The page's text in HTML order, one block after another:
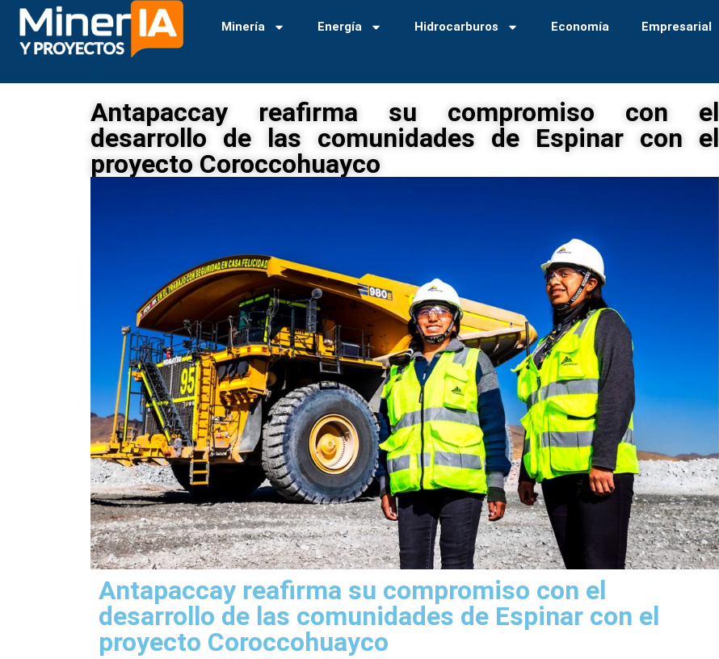
Minería Energía Hidrocarburos Economía Empresarial
Antapaccay reafirma su compromiso con el
desarrollo de las comunidades de Espinar con el
proyecto Coroccohuayco
Antapaccay reafirma su compromiso con el
desarrollo de las comunidades de Espinar con el
proyecto Coroccohuayco